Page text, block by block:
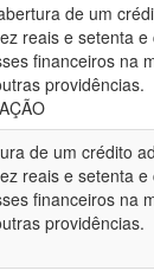
de um
reais e setenta
financeiros na
providências.
de um crédito
reais e setenta
financeiros na
providências.